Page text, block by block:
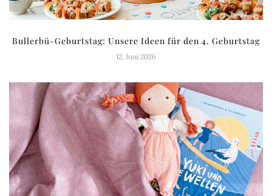
Bullerbü-Geburtstag: Unsere Ideen für den 4. Geburtstag
12. Juni 2026